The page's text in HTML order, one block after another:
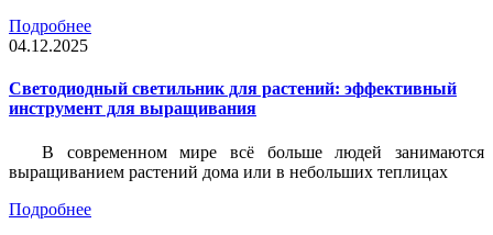
Подробнее
04.12.2025
Светодиодный светильник для растений: эффективный
инструмент для выращивания
В современном мире всё больше людей занимаются
выращиванием растений дома или в небольших теплицах
Подробнее